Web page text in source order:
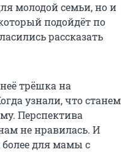
молодой семьи, но и
подойдёт по
рассказать
трёшка на
узнали, что станем
Перспектива
не нравилась. И
для мамы с